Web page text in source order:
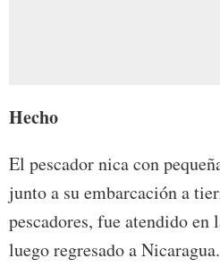
Hecho
El pescador nica con
junto a su embarcación a
pescadores, fue atendido en
luego regresado a Nicaragua.